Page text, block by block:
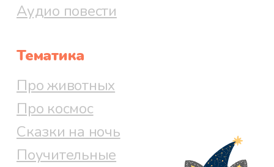
Аудио повести
Тематика
Про животных
Про космос
Сказки на ночь
Поучительные